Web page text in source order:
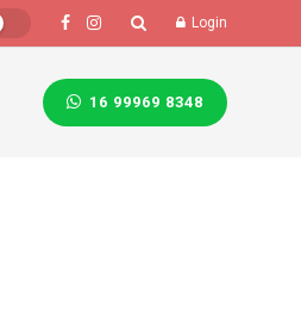
Login
16 99969 8348